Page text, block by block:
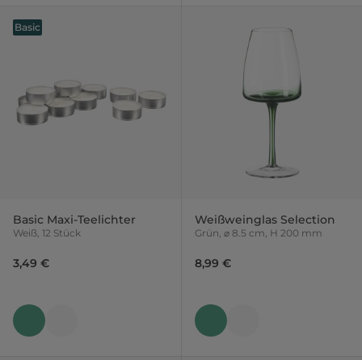
Basic Maxi-Teelichter
Weiß, 12 Stück
3,49 €
Basic
Weißweinglas Selection
Grün, ⌀ 8.5 cm, H 200 mm
8,99 €